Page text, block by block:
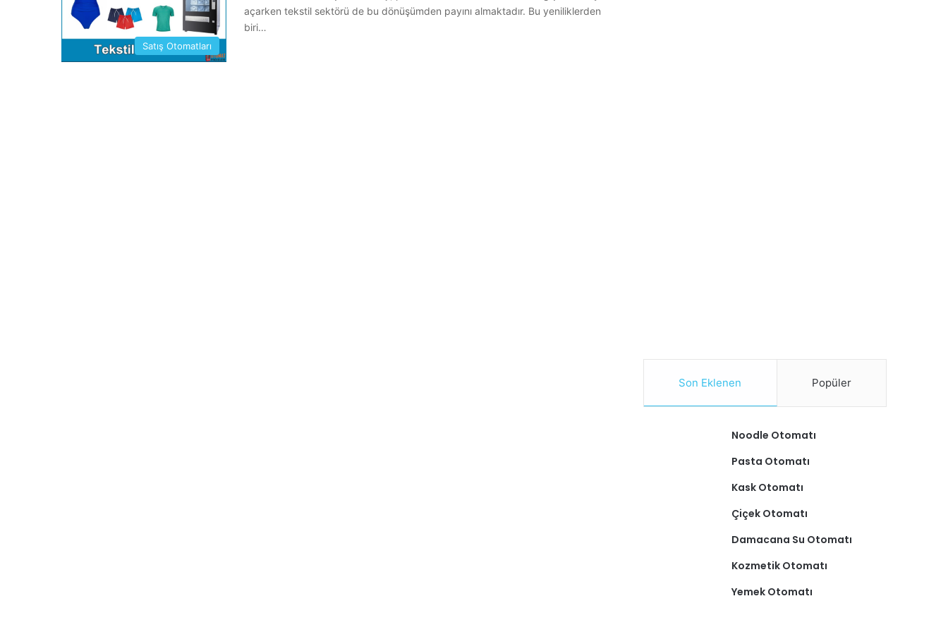
Satış Otomatları
açarken tekstil sektörü de bu dönüşümden payını almaktadır. Bu yeniliklerden
biri…
Son Eklenen Popüler
Noodle Otomatı
Pasta Otomatı
Kask Otomatı
Çiçek Otomatı
Damacana Su Otomatı
Kozmetik Otomatı
Yemek Otomatı